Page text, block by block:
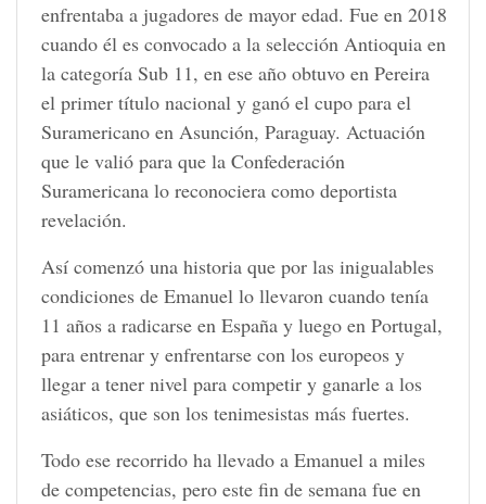
enfrentaba a jugadores de mayor edad. Fue en 2018
cuando él es convocado a la selección Antioquia en
la categoría Sub 11, en ese año obtuvo en Pereira
el primer título nacional y ganó el cupo para el
Suramericano en Asunción, Paraguay. Actuación
que le valió para que la Confederación
Suramericana lo reconociera como deportista
revelación.
Así comenzó una historia que por las inigualables
condiciones de Emanuel lo llevaron cuando tenía
11 años a radicarse en España y luego en Portugal,
para entrenar y enfrentarse con los europeos y
llegar a tener nivel para competir y ganarle a los
asiáticos, que son los tenimesistas más fuertes.
Todo ese recorrido ha llevado a Emanuel a miles
de competencias, pero este fin de semana fue en